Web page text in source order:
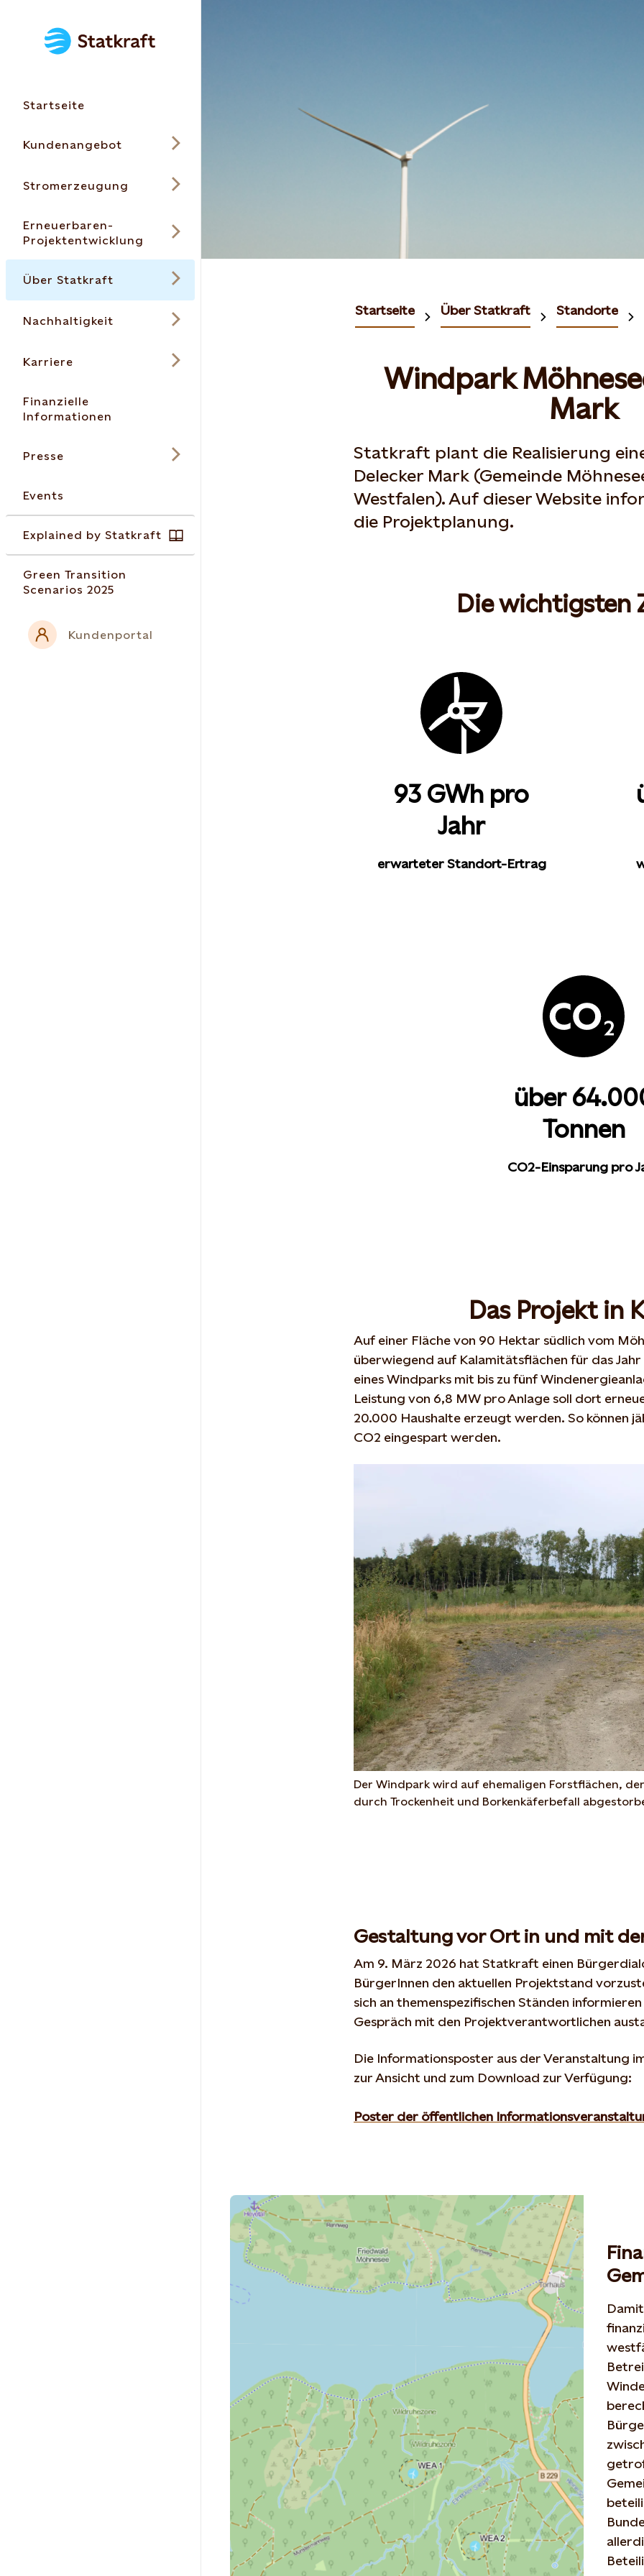
Startseite
Kundenangebot
Stromerzeugung
Erneuerbaren-
Projektentwicklung
Über Statkraft
Nachhaltigkeit
Karriere
Finanzielle
Informationen
Presse
Events
Explained by Statkraft
Green Transition
Scenarios 2025
Kundenportal
Startseite Über Statkraft Standorte
Windpark
Mark
Statkraft plant die Realisierung
Delecker Mark (Gemeinde
Westfalen). Auf dieser Website
die Projektplanung.
Die wichtigsten
93 GWh pro
Jahr
erwarteter Standort-Ertrag
über
Tonnen
CO2-Einsparung pro
Das Projekt in
Auf einer Fläche von 90 Hektar südlich vom
überwiegend auf Kalamitätsflächen für das Jahr
eines Windparks mit bis zu fünf
Leistung von 6,8 MW pro Anlage soll dort
20.000 Haushalte erzeugt werden. So können
CO2 eingespart werden.
Der Windpark wird auf ehemaligen Forstflächen,
durch Trockenheit und Borkenkäferbefall
Gestaltung vor Ort in und mit
Am 9. März 2026 hat Statkraft einen
BürgerInnen den aktuellen Projektstand
sich an themenspezifischen Ständen
Gespräch mit den Projektverantwortlichen
Die Informationsposter aus der Veranstaltung
zur Ansicht und zum Download zur Verfügung:
Poster der öffentlichen